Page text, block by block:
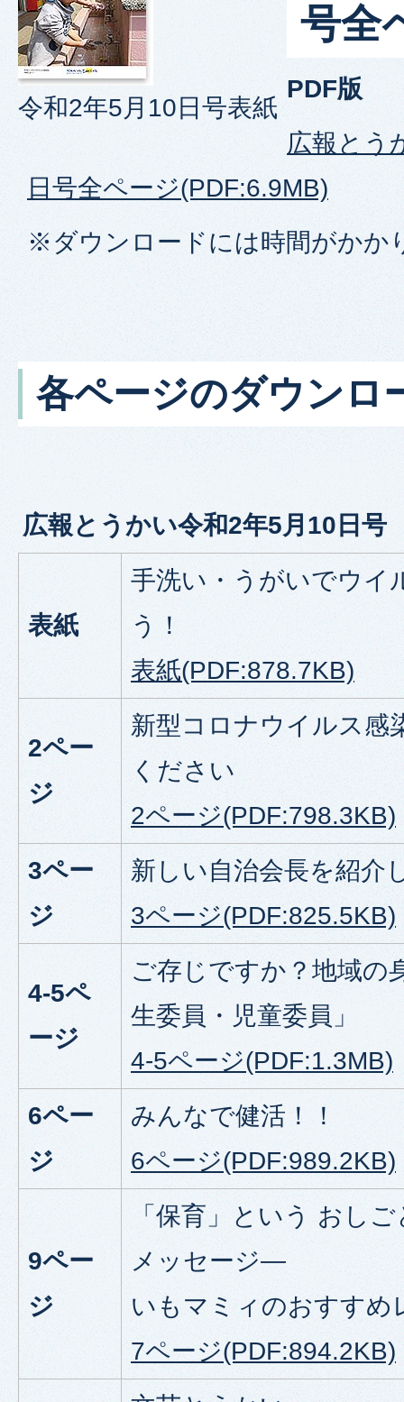
令和2年5月10日号表紙
号全
PDF版
広報とう
日号全ページ(PDF:6.9MB)
※ダウンロードには時間がかか
各ページのダウンロ
広報とうかい令和2年5月10日号
表紙
手洗い・うがいでウイ
う！
表紙(PDF:878.7KB)
2ペー
ジ
新型コロナウイルス感
ください
2ページ(PDF:798.3KB)
3ペー
ジ
新しい自治会長を紹介
3ページ(PDF:825.5KB)
4-5ペ
ージ
ご存じですか？地域の
生委員・児童委員」
4-5ページ(PDF:1.3MB)
6ペー
ジ
みんなで健活！！
6ページ(PDF:989.2KB)
9ペー
ジ
「保育」という おし
メッセージ―
いもマミィのおすすめ
7ページ(PDF:894.2KB)